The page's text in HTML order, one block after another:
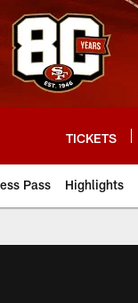
TICKETS
Pass Highlights